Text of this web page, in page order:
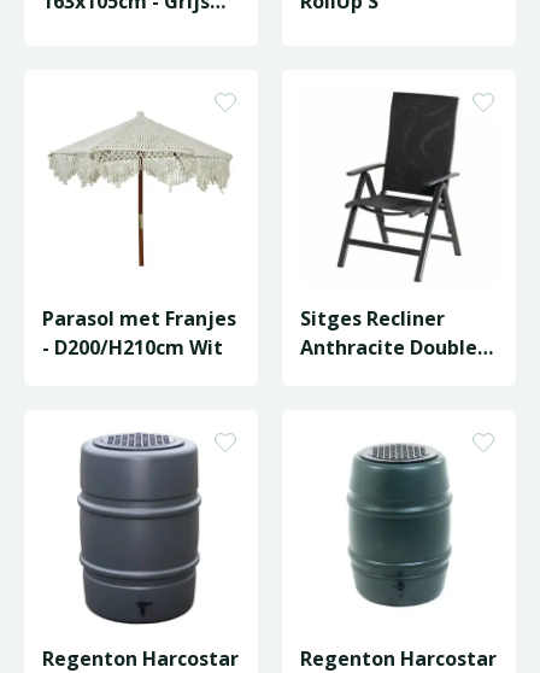
Parasol met Franjes
- D200/H210cm Wit
Sitges Recliner
Anthracite Double
Regenton Harcostar
Regenton Harcostar